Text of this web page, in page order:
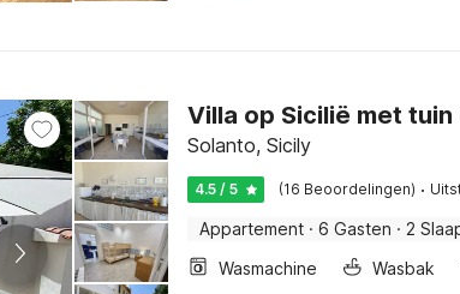
Villa op Sicilië met
Solanto, Sicily
4.5 / 5 (16 Beoordelingen) ·
Appartement · 6 Gasten · 2
Wasmachine
Wasbak